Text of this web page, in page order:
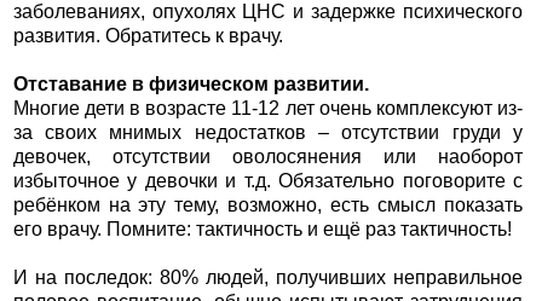
заболеваниях, опухолях ЦНС и задержке психического
развития. Обратитесь к врачу.
Отставание в физическом развитии.
Многие дети в возрасте 11-12 лет очень комплексуют из-
за своих мнимых недостатков – отсутствии груди у
девочек, отсутствии оволосянения или наоборот
избыточное у девочки и т.д. Обязательно поговорите с
ребёнком на эту тему, возможно, есть смысл показать
его врачу. Помните: тактичность и ещё раз тактичность!
И на последок: 80% людей, получивших неправильное